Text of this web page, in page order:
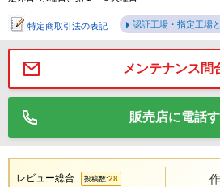
特定商取引法の表記 認証工場・指定工場
メンテナンス問
販売店に電話
レビュー総合 投稿数:28